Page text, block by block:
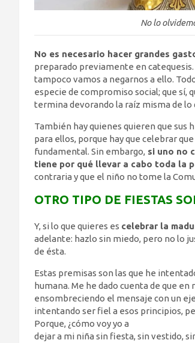
No lo
No es necesario hacer grandes
preparado previamente en
tampoco vamos a negarnos a ello.
especie de compromiso social; que sí,
termina devorando la raíz misma de
También hay quienes quieren que sus
para ellos, porque hay que celebrar
fundamental. Sin embargo, si uno no
tiene por qué llevar a cabo toda la
contraria y que el niño no tome la
OTRO TIPO DE FIESTAS
Y, si lo que quieres es celebrar la
adelante: hazlo sin miedo, pero no lo
de ésta.
Estas premisas son las que he
humana. Me he dado cuenta de que
ensombreciendo el mensaje con un
intentando ser fiel a esos principios,
Porque, ¿cómo voy yo a
dejar a mi niña sin fiesta, sin vestido,